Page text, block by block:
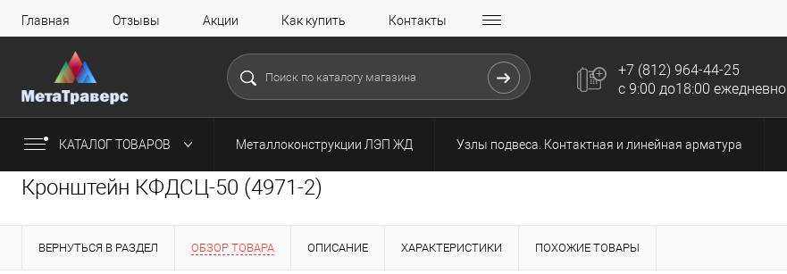
Главная Отзывы Акции Как купить Контакты
+7 (812) 964-44-25
с 9:00 до18:00 ежедневно
КАТАЛОГ ТОВАРОВ Металлоконструкции ЛЭП ЖД Узлы подвеса. Контактная и линейная арматура
Кронштейн КФДСЦ-50 (4971-2)
ВЕРНУТЬСЯ В РАЗДЕЛ ОБЗОР ТОВАРА ОПИСАНИЕ ХАРАКТЕРИСТИКИ ПОХОЖИЕ ТОВАРЫ